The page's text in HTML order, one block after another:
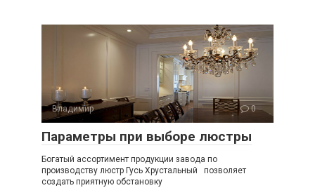
Владимир 0
Параметры при выборе люстры
Богатый ассортимент продукции завода по
производству люстр Гусь Хрустальный позволяет
создать приятную обстановку